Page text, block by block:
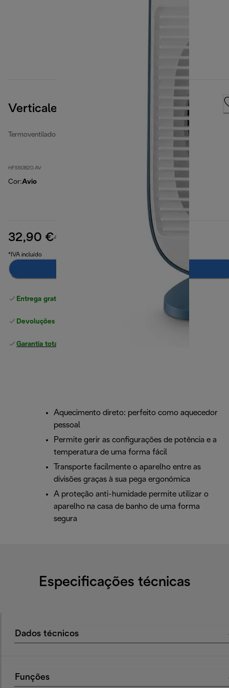
Verticale Edge
Termoventiladores
HFS50B20.AV
Cor:Avio
32,90 €45,90 € preço original 45,90 €
*IVA incluído
Entrega gratuita padrão
Devoluções gratuitas
Garantia total
Aquecimento direto: perfeito como aquecedor
pessoal
Permite gerir as configurações de potência e a
temperatura de uma forma fácil
Transporte facilmente o aparelho entre as
divisões graças à sua pega ergonómica
A proteção anti-humidade permite utilizar o
aparelho na casa de banho de uma forma
segura
Especificações técnicas
Dados técnicos
Funções